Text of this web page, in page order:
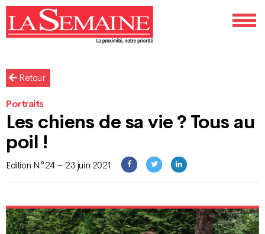
Retour
Portraits
Les chiens de sa vie ? Tous au
poil !
Edition N°24 – 23 juin 2021